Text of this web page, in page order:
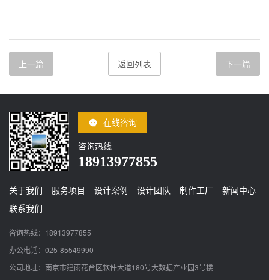
上一篇 返回列表 下一篇
在线咨询
咨询热线
18913977855
关于我们 服务项目 设计案例 设计团队 制作工厂
新闻中心
联系我们
咨询热线：18913977855
办公电话：025-85549990
公司地址：南京市建雨花台区软件大道180号大数据产业园3号楼